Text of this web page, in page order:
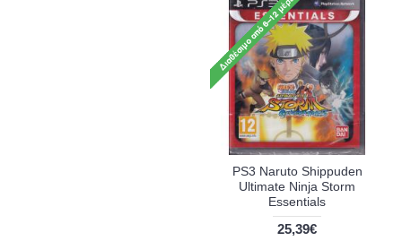
PS3 Naruto Shippuden
Ultimate Ninja Storm
Essentials
25,39€